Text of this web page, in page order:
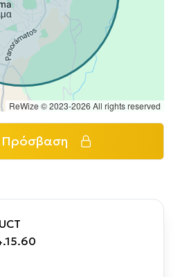
ReWize © 2023-2026 All rights reserved
Πρόσβαση